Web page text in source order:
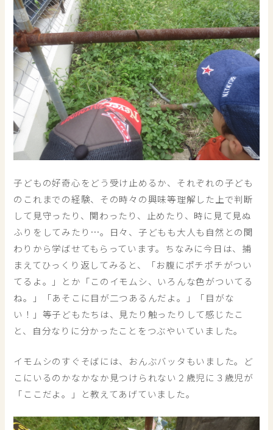
子どもの好奇心をどう受け止めるか、それぞれの子ども
のこれまでの経験、その時々の興味等理解した上で判断
して見守ったり、関わったり、止めたり、時に見て見ぬ
ふりをしてみたり…。日々、子どもも大人も自然との関
わりから学ばせてもらっています。ちなみに今日は、捕
まえてひっくり返してみると、「お腹にポチポチがつい
てるよ。」とか「このイモムシ、いろんな色がついてる
ね。」「あそこに目が二つあるんだよ。」「目がな
い！」等子どもたちは、見たり触ったりして感じたこ
と、自分なりに分かったことをつぶやいていました。
イモムシのすぐそばには、おんぶバッタもいました。ど
こにいるのかなかなか見つけられない２歳児に３歳児が
「ここだよ。」と教えてあげていました。